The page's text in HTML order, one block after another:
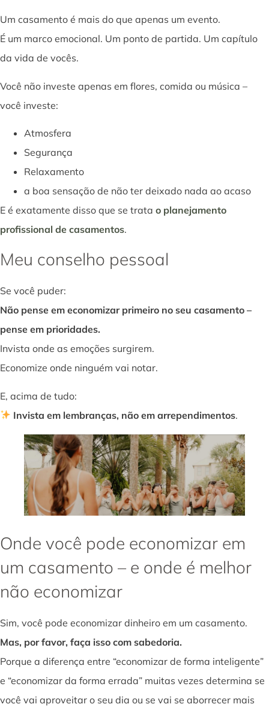
Um casamento é mais do que apenas um evento.
É um marco emocional. Um ponto de partida. Um capítulo
da vida de vocês.
Você não investe apenas em flores, comida ou música –
você investe:
Atmosfera
Segurança
Relaxamento
a boa sensação de não ter deixado nada ao acaso
E é exatamente disso que se trata o planejamento
profissional de casamentos.
Meu conselho pessoal
Se você puder:
Não pense em economizar primeiro no seu casamento –
pense em prioridades.
Invista onde as emoções surgirem.
Economize onde ninguém vai notar.
E, acima de tudo:
Invista em lembranças, não em arrependimentos.
Onde você pode economizar em
um casamento – e onde é melhor
não economizar
Sim, você pode economizar dinheiro em um casamento.
Mas, por favor, faça isso com sabedoria.
Porque a diferença entre “economizar de forma inteligente”
e “economizar da forma errada” muitas vezes determina se
você vai aproveitar o seu dia ou se vai se aborrecer mais